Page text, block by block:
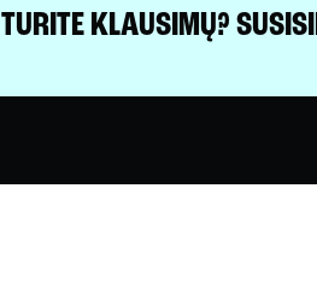
TURITE KLAUSIMŲ?